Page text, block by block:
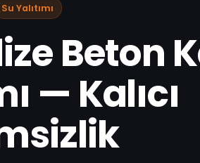
Su Yalıtımı
Beton
— Kalıcı